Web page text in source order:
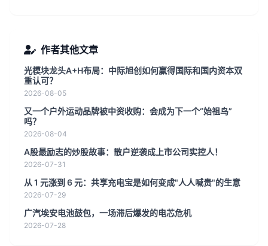
作者其他文章
光模块龙头A+H布局：中际旭创如何赢得国际和国内资本双
重认可？
2026-08-05
又一个户外运动品牌被中资收购：会成为下一个“始祖鸟”
吗？
2026-08-04
A股最励志的炒股故事：散户逆袭成上市公司实控人！
2026-07-31
从 1 元涨到 6 元：共享充电宝是如何变成"人人喊贵"的生意
2026-07-29
广汽埃安电池鼓包，一场滞后爆发的电芯危机
2026-07-28